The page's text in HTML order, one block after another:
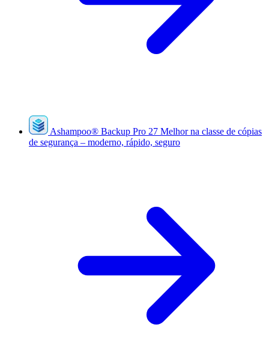
Ashampoo® Backup Pro 27 Melhor na classe de cópias
de segurança – moderno, rápido, seguro